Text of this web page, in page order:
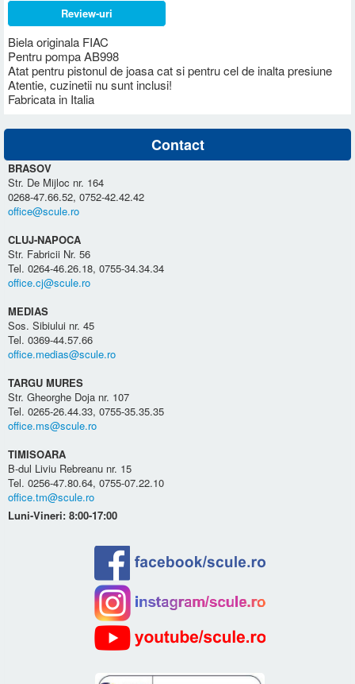
Biela originala FIAC
Pentru pompa AB998
Atat pentru pistonul de joasa cat si pentru cel de inalta presiune
Atentie, cuzinetii nu sunt inclusi!
Fabricata in Italia
Review-uri
Contact
BRASOV
Str. De Mijloc nr. 164
0268-47.66.52, 0752-42.42.42
office@scule.ro
CLUJ-NAPOCA
Str. Fabricii Nr. 56
Tel. 0264-46.26.18, 0755-34.34.34
office.cj@scule.ro
MEDIAS
Sos. Sibiului nr. 45
Tel. 0369-44.57.66
office.medias@scule.ro
TARGU MURES
Str. Gheorghe Doja nr. 107
Tel. 0265-26.44.33, 0755-35.35.35
office.ms@scule.ro
TIMISOARA
B-dul Liviu Rebreanu nr. 15
Tel. 0256-47.80.64, 0755-07.22.10
office.tm@scule.ro
Luni-Vineri: 8:00-17:00